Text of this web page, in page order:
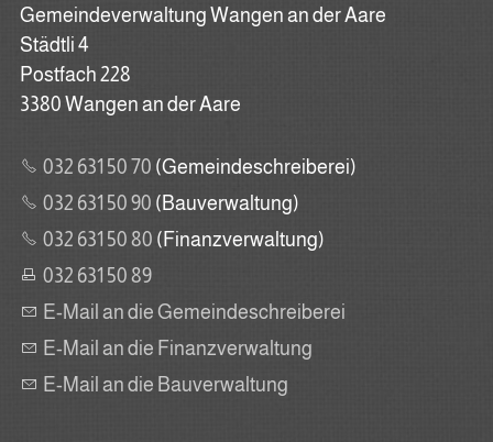
Gemeindeverwaltung Wangen an der Aare
Städtli 4
Postfach 228
3380 Wangen an der Aare
032 631 50 70 (Gemeindeschreiberei)
032 631 50 90 (Bauverwaltung)
032 631 50 80 (Finanzverwaltung)
032 631 50 89
E-Mail an die Gemeindeschreiberei
E-Mail an die Finanzverwaltung
E-Mail an die Bauverwaltung